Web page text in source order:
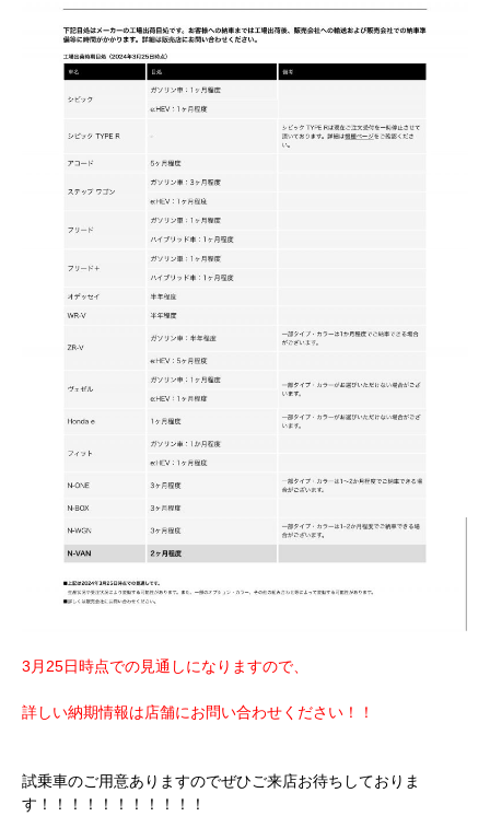
3月25日時点での見通しになりますので、
詳しい納期情報は店舗にお問い合わせください！！
試乗車のご用意ありますのでぜひご来店お待ちしておりま
す！！！！！！！！！！！